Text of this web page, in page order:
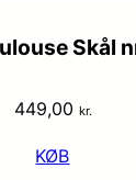
Skål
449,00 kr.
KØB